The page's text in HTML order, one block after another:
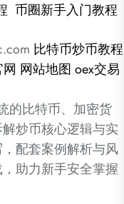
币圈新手入门教程
比特币炒币教程
网站地图 oex交易
的比特币、加密货
炒币核心逻辑与实
配套案例解析与风
助力新手安全掌握